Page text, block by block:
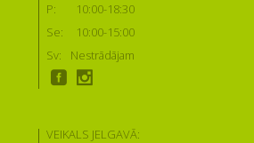
P:
10:00-18:30
Se:
10:00-15:00
Sv:
Nestrādājam
VEIKALS JELGAVĀ: